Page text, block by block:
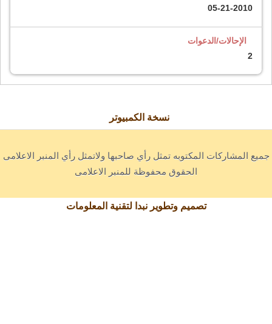
05-21-2010
الإحالات/الدعوات
2
نسخة الكمبيوتر
جميع المشاركات المكتوبه تمثل رأي صاحبها ولاتمثل رأي المنبر الاعلامى
الحقوق محفوظة للمنبر الاعلامى
تصميم وتطوير نبدا لتقنية المعلومات